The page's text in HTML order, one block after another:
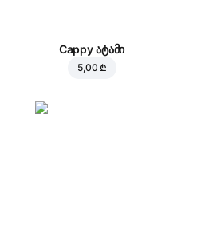
Cappy ატამი
5,00 ₾